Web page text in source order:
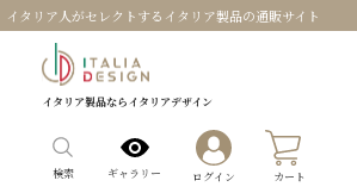
イタリア人がセレクトするイタリア製品の通販サイト
イタリア製品ならイタリアデザイン
検索 ギャラリー ログイン カート